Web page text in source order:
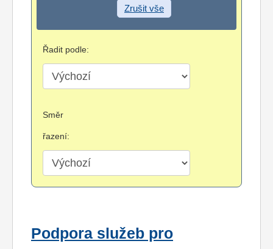
Zrušit vše
Řadit podle:
Směr
řazení:
Podpora služeb pro